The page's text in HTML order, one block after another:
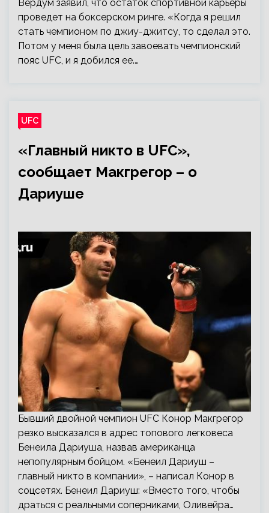
Вердум заявил, что остаток спортивной карьеры
проведет на боксерском ринге. «Когда я решил
стать чемпионом по джиу-джитсу, то сделал это.
Потом у меня была цель завоевать чемпионский
пояс UFC, и я добился ее.…
UFC
«Главный никто в UFC»,
сообщает Макгрегор – о
Дариуше
Бывший двойной чемпион UFC Конор Макгрегор
резко высказался в адрес топового легковеса
Бенеила Дариуша, назвав американца
непопулярным бойцом. «Бенеил Дариуш –
главный никто в компании», – написал Конор в
соцсетях. Бенеил Дариуш: «Вместо того, чтобы
драться с реальными соперниками, Оливейра…